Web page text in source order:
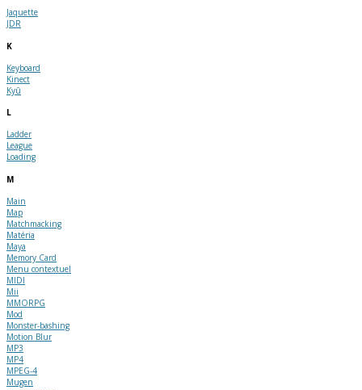
Jaquette
JDR
K
Keyboard
Kinect
Kyû
L
Ladder
League
Loading
M
Main
Map
Matchmacking
Matéria
Maya
Memory Card
Menu contextuel
MIDI
Mii
MMORPG
Mod
Monster-bashing
Motion Blur
MP3
MP4
MPEG-4
Mugen